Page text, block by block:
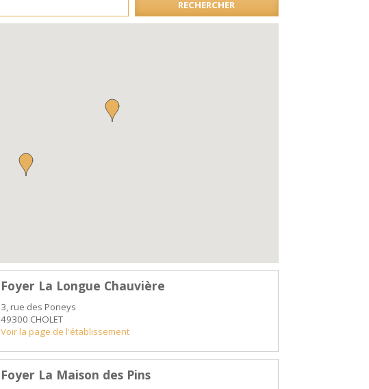
Foyer La Longue Chauvière
3, rue des Poneys
49300 CHOLET
Voir la page de l'établissement
Foyer La Maison des Pins